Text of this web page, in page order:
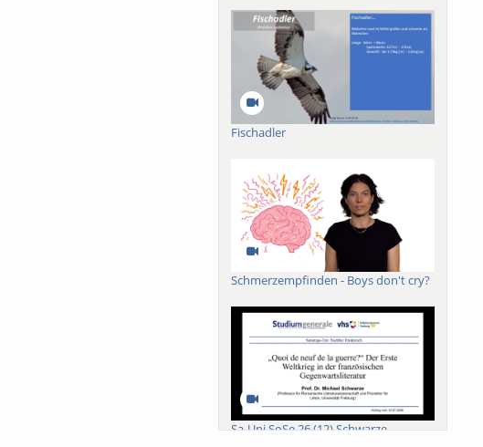
Fischadler
Schmerzempfinden - Boys don't cry?
Sa-Uni SoSe 26 (12) Schwarze